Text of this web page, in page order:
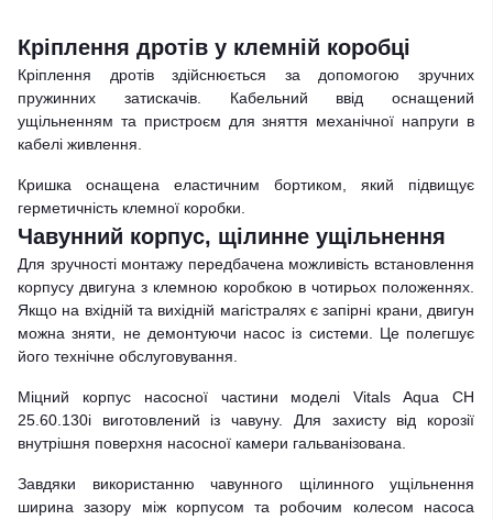
Кріплення дротів у клемній коробці
Кріплення дротів здійснюється за допомогою зручних
пружинних затискачів. Кабельний ввід оснащений
ущільненням та пристроєм для зняття механічної напруги в
кабелі живлення.
Кришка оснащена еластичним бортиком, який підвищує
герметичність клемної коробки.
Чавунний корпус, щілинне ущільнення
Для зручності монтажу передбачена можливість встановлення
корпусу двигуна з клемною коробкою в чотирьох положеннях.
Якщо на вхідній та вихідній магістралях є запірні крани, двигун
можна зняти, не демонтуючи насос із системи. Це полегшує
його технічне обслуговування.
Міцний корпус насосної частини моделі Vitals Aqua CH
25.60.130i виготовлений із чавуну. Для захисту від корозії
внутрішня поверхня насосної камери гальванізована.
Завдяки використанню чавунного щілинного ущільнення
ширина зазору між корпусом та робочим колесом насоса